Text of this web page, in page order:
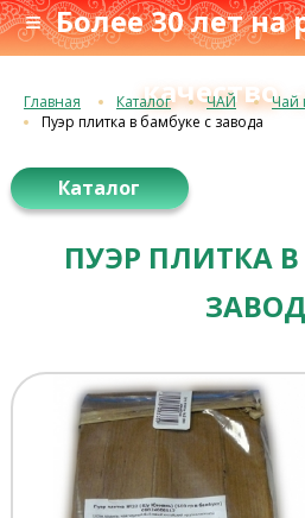
≡ Более 30 лет на
качествос
Главная Каталог ЧАЙ
Чай
Пуэр плитка в бамбуке с завода
Каталог
ПУЭР ПЛИТКА